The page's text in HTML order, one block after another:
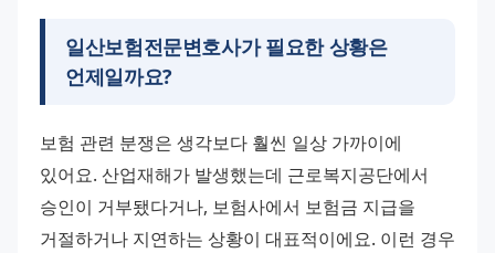
일산보험전문변호사가 필요한 상황은
언제일까요?
보험 관련 분쟁은 생각보다 훨씬 일상 가까이에
있어요. 산업재해가 발생했는데 근로복지공단에서
승인이 거부됐다거나, 보험사에서 보험금 지급을
거절하거나 지연하는 상황이 대표적이에요. 이런 경우